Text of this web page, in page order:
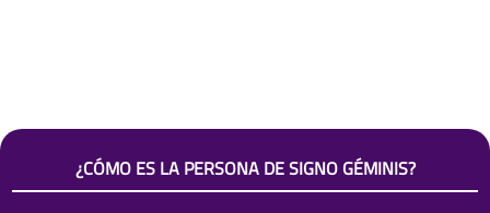
¿CÓMO ES LA PERSONA DE SIGNO GÉMINIS?